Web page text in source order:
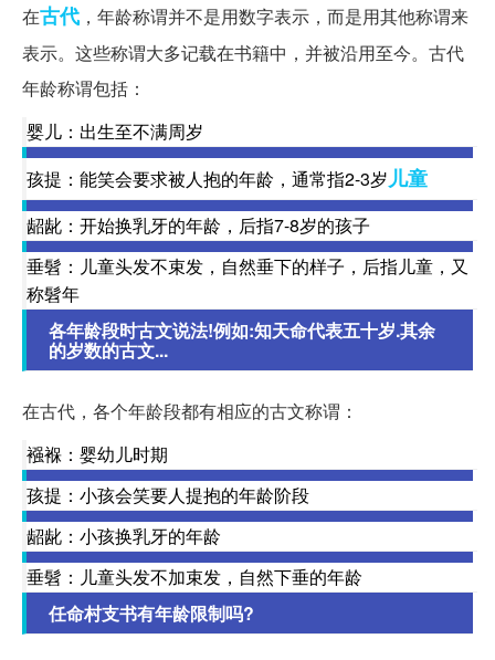
在古代 ，年龄称谓并不是用数字表示，而是用其他称谓来
表示。这些称谓大多记载在书籍中，并被沿用至今。古代
年龄称谓包括：
婴儿：出生至不满周岁
孩提：能笑会要求被人抱的年龄，通常指2-3岁儿童
龆龀：开始换乳牙的年龄，后指7-8岁的孩子
垂髫：儿童头发不束发，自然垂下的样子，后指儿童，又
称髫年
各年龄段时古文说法!例如:知天命代表五十岁.其余
的岁数的古文...
在古代，各个年龄段都有相应的古文称谓：
襁褓：婴幼儿时期
孩提：小孩会笑要人提抱的年龄阶段
龆龀：小孩换乳牙的年龄
垂髫：儿童头发不加束发，自然下垂的年龄
任命村支书有年龄限制吗?